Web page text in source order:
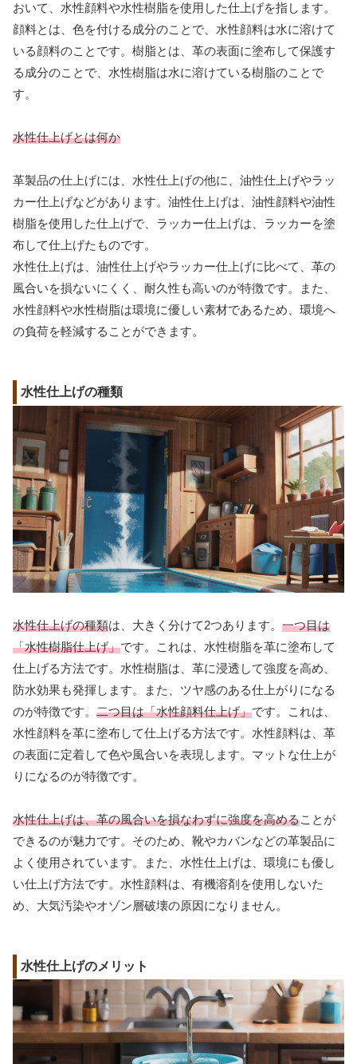
おいて、水性顔料や水性樹脂を使用した仕上げを指します。
顔料とは、色を付ける成分のことで、水性顔料は水に溶けて
いる顔料のことです。樹脂とは、革の表面に塗布して保護す
る成分のことで、水性樹脂は水に溶けている樹脂のことで
す。
水性仕上げとは何か
革製品の仕上げには、水性仕上げの他に、油性仕上げやラッ
カー仕上げなどがあります。油性仕上げは、油性顔料や油性
樹脂を使用した仕上げで、ラッカー仕上げは、ラッカーを塗
布して仕上げたものです。
水性仕上げは、油性仕上げやラッカー仕上げに比べて、革の
風合いを損ないにくく、耐久性も高いのが特徴です。また、
水性顔料や水性樹脂は環境に優しい素材であるため、環境へ
の負荷を軽減することができます。
水性仕上げの種類
水性仕上げの種類は、大きく分けて2つあります。 一つ目は
「水性樹脂仕上げ」です。これは、水性樹脂を革に塗布して
仕上げる方法です。水性樹脂は、革に浸透して強度を高め、
防水効果も発揮します。また、ツヤ感のある仕上がりになる
のが特徴です。 二つ目は「水性顔料仕上げ」です。これは、
水性顔料を革に塗布して仕上げる方法です。水性顔料は、革
の表面に定着して色や風合いを表現します。マットな仕上が
りになるのが特徴です。
水性仕上げは、革の風合いを損なわずに強度を高めることが
できるのが魅力です。そのため、靴やカバンなどの革製品に
よく使用されています。また、水性仕上げは、環境にも優し
い仕上げ方法です。水性顔料は、有機溶剤を使用しないた
め、大気汚染やオゾン層破壊の原因になりません。
水性仕上げのメリット